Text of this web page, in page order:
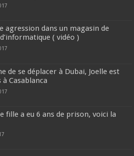
agression dans un magasin de
( vidéo )
de se déplacer à Dubai, Joelle est
Casablanca
fille a eu 6 ans de prison, voici la